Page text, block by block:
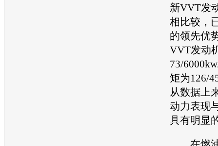
新VVT发
相比较，
的领先优
VVT发动
73/
矩为126/
从数据上
动力表现
具有明显